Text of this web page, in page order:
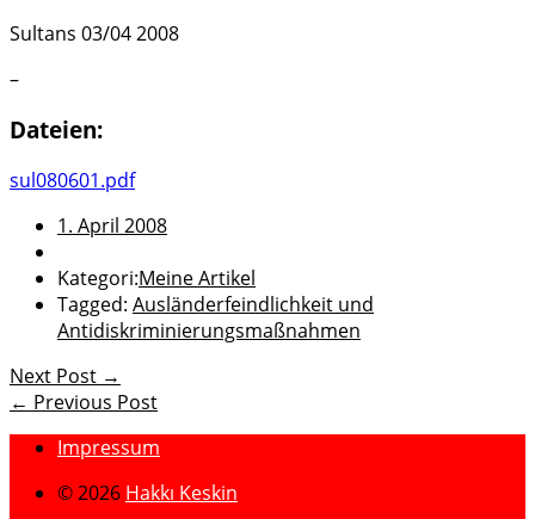
Sultans 03/04 2008
–
Dateien:
sul080601.pdf
1. April 2008
Kategori:Meine Artikel
Tagged: Ausländerfeindlichkeit und
Antidiskriminierungsmaßnahmen
Next Post →
← Previous Post
Impressum
© 2026 Hakkı Keskin